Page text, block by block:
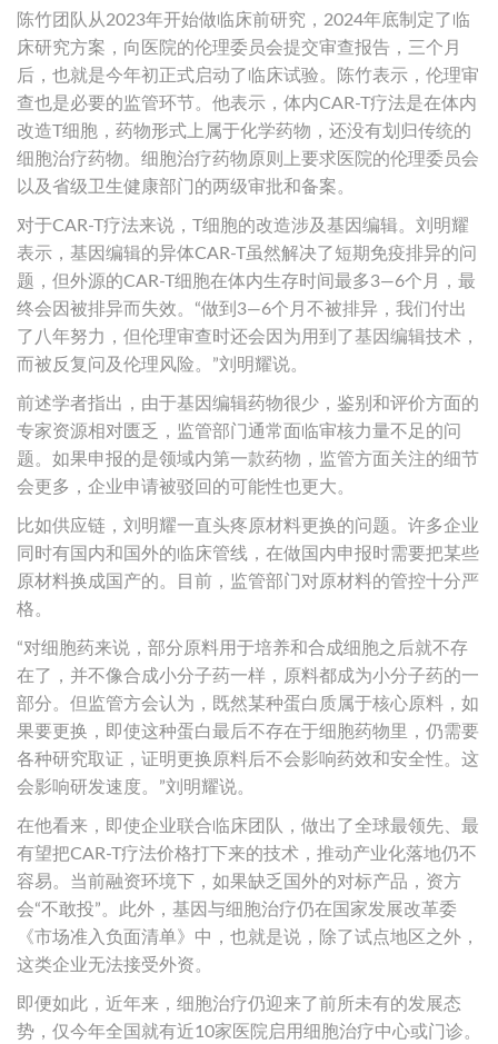
陈竹团队从2023年开始做临床前研究，2024年底制定了临
床研究方案，向医院的伦理委员会提交审查报告，三个月
后，也就是今年初正式启动了临床试验。陈竹表示，伦理审
查也是必要的监管环节。他表示，体内CAR-T疗法是在体内
改造T细胞，药物形式上属于化学药物，还没有划归传统的
细胞治疗药物。细胞治疗药物原则上要求医院的伦理委员会
以及省级卫生健康部门的两级审批和备案。
对于CAR-T疗法来说，T细胞的改造涉及基因编辑。刘明耀
表示，基因编辑的异体CAR-T虽然解决了短期免疫排异的问
题，但外源的CAR-T细胞在体内生存时间最多3—6个月，最
终会因被排异而失效。“做到3—6个月不被排异，我们付出
了八年努力，但伦理审查时还会因为用到了基因编辑技术，
而被反复问及伦理风险。”刘明耀说。
前述学者指出，由于基因编辑药物很少，鉴别和评价方面的
专家资源相对匮乏，监管部门通常面临审核力量不足的问
题。如果申报的是领域内第一款药物，监管方面关注的细节
会更多，企业申请被驳回的可能性也更大。
比如供应链，刘明耀一直头疼原材料更换的问题。许多企业
同时有国内和国外的临床管线，在做国内申报时需要把某些
原材料换成国产的。目前，监管部门对原材料的管控十分严
格。
“对细胞药来说，部分原料用于培养和合成细胞之后就不存
在了，并不像合成小分子药一样，原料都成为小分子药的一
部分。但监管方会认为，既然某种蛋白质属于核心原料，如
果要更换，即使这种蛋白最后不存在于细胞药物里，仍需要
各种研究取证，证明更换原料后不会影响药效和安全性。这
会影响研发速度。”刘明耀说。
在他看来，即使企业联合临床团队，做出了全球最领先、最
有望把CAR-T疗法价格打下来的技术，推动产业化落地仍不
容易。当前融资环境下，如果缺乏国外的对标产品，资方
会“不敢投”。此外，基因与细胞治疗仍在国家发展改革委
《市场准入负面清单》中，也就是说，除了试点地区之外，
这类企业无法接受外资。
即便如此，近年来，细胞治疗仍迎来了前所未有的发展态
势，仅今年全国就有近10家医院启用细胞治疗中心或门诊。